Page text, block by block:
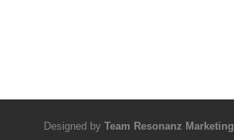
Designed byTeam Resonanz Marketing